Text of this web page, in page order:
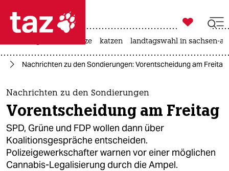
 taz zahl ich
taz zahl ich
themen
politik
öko
gesellschaft

taz zahl ich
hitze katzen landtagswahl in sachsen-
Nachrichten zu den Sondierungen: Vorentscheidung am Freitag
Nachrichten zu den Sondierungen
Vorentscheidung am Freitag
SPD, Grüne und FDP wollen dann über
Koalitionsgespräche entscheiden.
Polizeigewerkschafter warnen vor einer möglichen
Cannabis-Legalisierung durch die Ampel.